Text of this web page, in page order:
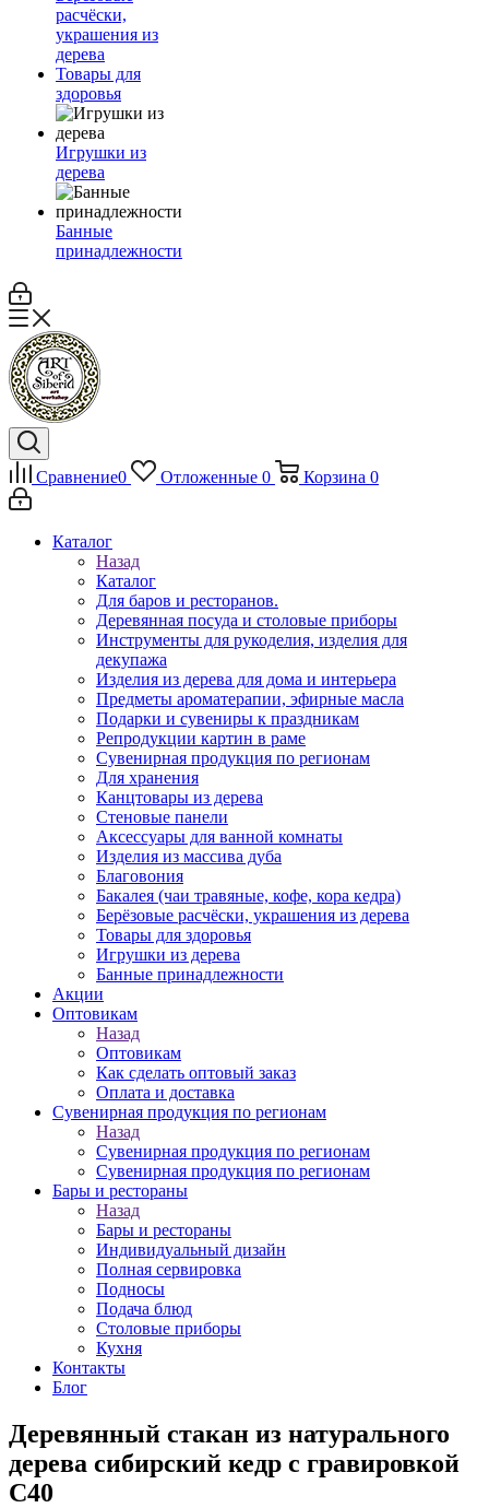
расчёски,
украшения из
дерева
Товары для
здоровья
Игрушки из
дерева
Банные
принадлежности
Сравнение0 Отложенные 0 Корзина 0
Каталог
Назад
Каталог
Для баров и ресторанов.
Деревянная посуда и столовые приборы
Инструменты для рукоделия, изделия для
декупажа
Изделия из дерева для дома и интерьера
Предметы ароматерапии, эфирные масла
Подарки и сувениры к праздникам
Репродукции картин в раме
Сувенирная продукция по регионам
Для хранения
Канцтовары из дерева
Стеновые панели
Аксессуары для ванной комнаты
Изделия из массива дуба
Благовония
Бакалея (чаи травяные, кофе, кора кедра)
Берёзовые расчёски, украшения из дерева
Товары для здоровья
Игрушки из дерева
Банные принадлежности
Акции
Оптовикам
Назад
Оптовикам
Как сделать оптовый заказ
Оплата и доставка
Сувенирная продукция по регионам
Назад
Сувенирная продукция по регионам
Сувенирная продукция по регионам
Бары и рестораны
Назад
Бары и рестораны
Индивидуальный дизайн
Полная сервировка
Подносы
Подача блюд
Столовые приборы
Кухня
Контакты
Блог
Деревянный стакан из натурального
дерева сибирский кедр с гравировкой
C40